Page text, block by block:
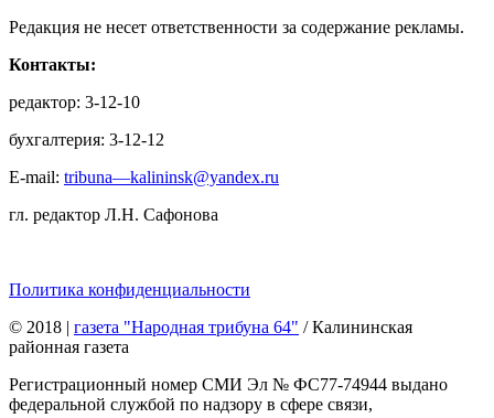
Редакция не несет ответственности за содержание рекламы.
Контакты:
редактор: 3-12-10
бухгалтерия: 3-12-12
E-mail: tribuna—kalininsk@yandex.ru
гл. редактор Л.Н. Сафонова
Политика конфиденциальности
© 2018 | газета "Народная трибуна 64" / Калининская
районная газета
Регистрационный номер СМИ Эл № ФС77-74944 выдано
федеральной службой по надзору в сфере связи,